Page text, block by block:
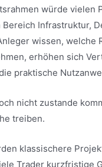
würde
Infrastruktur,
wissen, welche
erhöhen sich
praktische
nicht zustande
treiben.
klassischere
Trader kurzfristige